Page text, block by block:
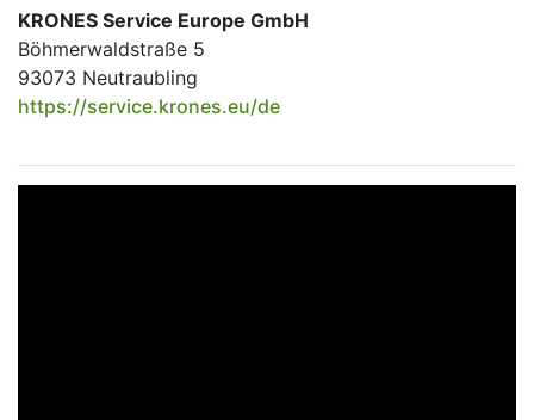
KRONES Service Europe GmbH
Böhmerwaldstraße 5
93073 Neutraubling
https://service.krones.eu/de